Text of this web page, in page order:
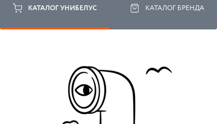
КАТАЛОГ УНИБЕЛУС КАТАЛОГ БРЕНДА